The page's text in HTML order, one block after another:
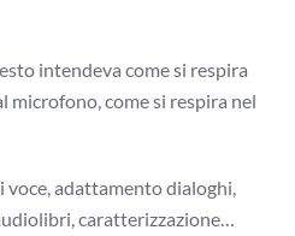
intendeva come si respira
microfono, come si respira nel
voce, adattamento dialoghi,
caratterizzazione…